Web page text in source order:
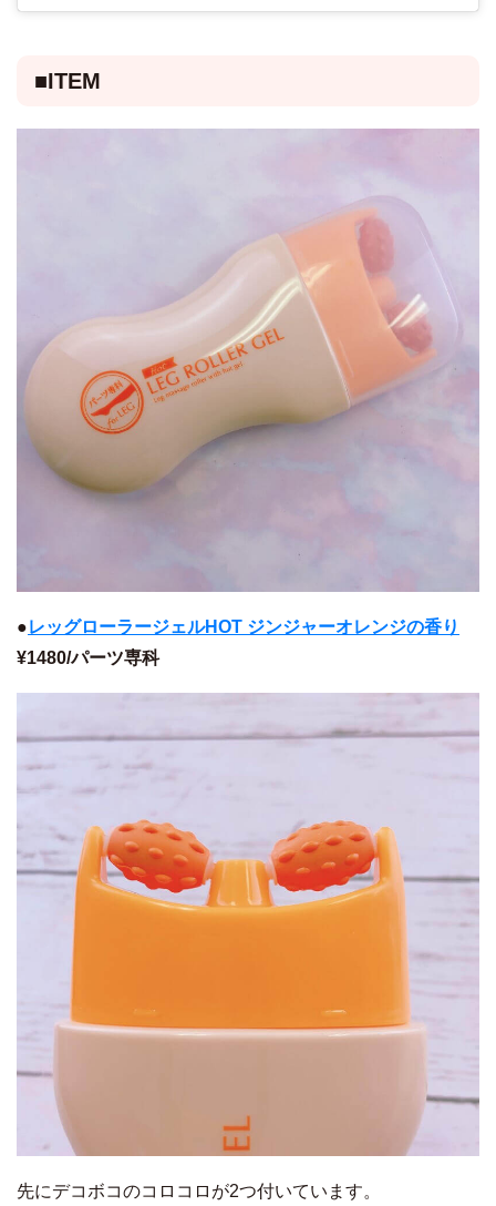
■ITEM
●レッグローラージェルHOT ジンジャーオレンジの香り
¥1480/パーツ専科
先にデコボコのコロコロが2つ付いています。